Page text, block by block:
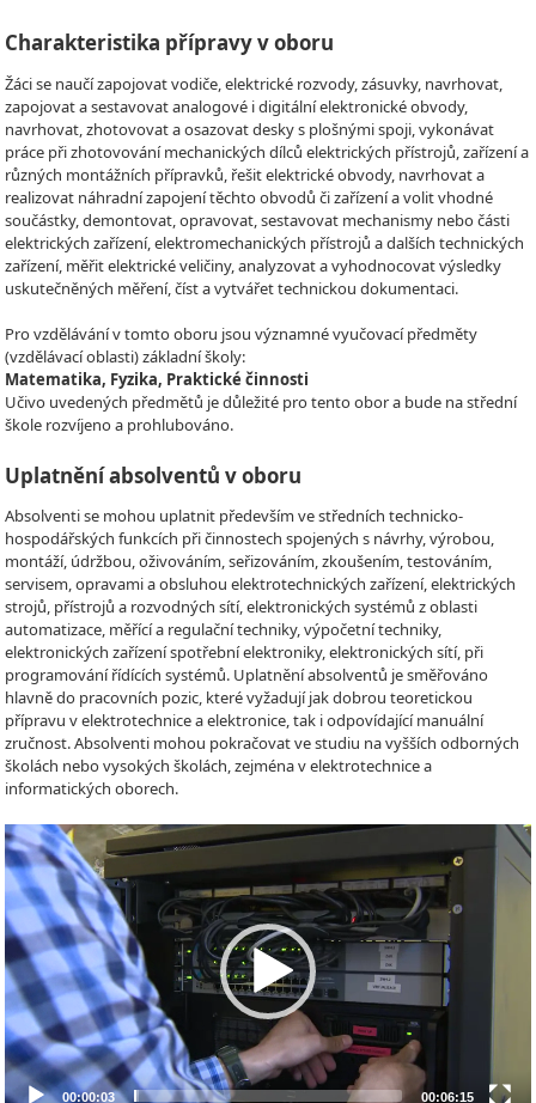
Charakteristika přípravy v oboru
Žáci se naučí zapojovat vodiče, elektrické rozvody, zásuvky, navrhovat,
zapojovat a sestavovat analogové i digitální elektronické obvody,
navrhovat, zhotovovat a osazovat desky s plošnými spoji, vykonávat
práce při zhotovování mechanických dílců elektrických přístrojů, zařízení a
různých montážních přípravků, řešit elektrické obvody, navrhovat a
realizovat náhradní zapojení těchto obvodů či zařízení a volit vhodné
součástky, demontovat, opravovat, sestavovat mechanismy nebo části
elektrických zařízení, elektromechanických přístrojů a dalších technických
zařízení, měřit elektrické veličiny, analyzovat a vyhodnocovat výsledky
uskutečněných měření, číst a vytvářet technickou dokumentaci.
Pro vzdělávání v tomto oboru jsou významné vyučovací předměty
(vzdělávací oblasti) základní školy:
Matematika, Fyzika, Praktické činnosti
Učivo uvedených předmětů je důležité pro tento obor a bude na střední
škole rozvíjeno a prohlubováno.
Uplatnění absolventů v oboru
Absolventi se mohou uplatnit především ve středních technicko-
hospodářských funkcích při činnostech spojených s návrhy, výrobou,
montáží, údržbou, oživováním, seřizováním, zkoušením, testováním,
servisem, opravami a obsluhou elektrotechnických zařízení, elektrických
strojů, přístrojů a rozvodných sítí, elektronických systémů z oblasti
automatizace, měřící a regulační techniky, výpočetní techniky,
elektronických zařízení spotřební elektroniky, elektronických sítí, při
programování řídících systémů. Uplatnění absolventů je směřováno
hlavně do pracovních pozic, které vyžadují jak dobrou teoretickou
přípravu v elektrotechnice a elektronice, tak i odpovídající manuální
zručnost. Absolventi mohou pokračovat ve studiu na vyšších odborných
školách nebo vysokých školách, zejména v elektrotechnice a
informatických oborech.
Video
Player
00:00:03 00:06:15